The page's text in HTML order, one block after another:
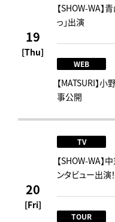
19
[Thu]
【SHOW-WA
っ」出演
WEB
【MATSURI】
事公開
20
[Fri]
TV
【SHOW-WA】
ンタビュー出演！
TOUR